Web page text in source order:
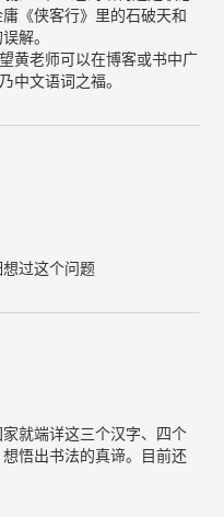
《侠客行》里的石破天和
解。
黄老师可以在博客或书中广
中文语词之福。
过这个问题
就端详这三个汉字、四个
悟出书法的真谛。目前还